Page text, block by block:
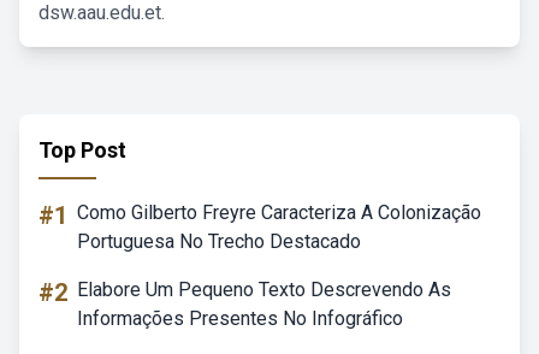
dsw.aau.edu.et.
Top Post
#1 Como Gilberto Freyre Caracteriza A Colonização
Portuguesa No Trecho Destacado
#2 Elabore Um Pequeno Texto Descrevendo As
Informações Presentes No Infográfico